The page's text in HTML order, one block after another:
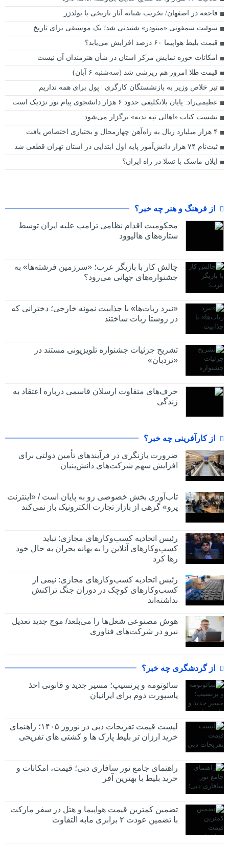
فاجعه در اصفهان/ تخریب شبانه آثار تاریخی با بولدزر
سوئیت سمفونی «مینودر» شنیدنی شد؛ یک موسیقی برای تاریخ
قیمت بلیط هواپیما ۶۰ درصد افزایش می‌یابد؟
امکانات حوزه نمایش مرکز استان در شأن هنرمندان آن نیست
قیمت طلا امروز هم ریزشی شد (سه‌شنبه ۶ آبان)
تیر خلاص وزیر به بازنشستگان کارگری | پول برای همه نداریم
عظیمی‌راد: پایان بلاتکلیفی حدود ۶ هزار دانشجوی پیام نور نزدیک است
نشست کتاب «اهالی تپه ندبه» برگزار می‌شود
۴ هزار میلیارد ریال به راه‌آهن چهارمحال و بختیاری اختصاص یافت
ثبت‌نام ۷۴ هزار دانش‌آموز پایه اول ابتدایی در استان تهران قطعی شد
ایلان ماسک با تسلا در راه ایران؟
از فرهنگ و هنر چه خبر؟
محکومیت اقدام نظامی ترامپ علیه ایران توسط
ستاره‌های هالیوود
چالش کار با بازیگر عرب؛ «سرزمین فرشته‌ها» به
جشنواره‌های جهانی می‌رود؟
«نبرد ربات‌ها» با جذابیت نمونه خارجی؛ دخترانی که
در روستا ربات ساختند
تشریح جزئیات جشنواره‌ تلویزیونی مستند در
«نردبان»
حرف‌های متفاوت ارسلان قاسمی درباره اعتقاد به
زندگی
از کارآفرینی چه خبر؟
ضرورت بازنگری در فرآیندهای تأمین دولتی برای
افزایش سهم شرکت‌های دانش‌بنیان
تاب‌آوری بخش خصوصی رو به پایان است / «اینترنت
پرو» گرهی از بازار تجارت الکترونیک باز نمی‌کند
رئیس اتحادیه کسب‌وکارهای مجازی: نباید
کسب‌وکارهای آنلاین را به بهانه بحران به حال خود
رها کرد
رئیس اتحادیه کسب‌وکارهای مجازی: نیمی از
کسب‌وکارهای کوچک در دوران جنگ‌ تراکنش
نداشته‌اند
هوش مصنوعی شغل‌ها را می‌بلعد/ موج جدید تعدیل
نیرو در شرکت‌های فناوری
از گردشگری چه خبر؟
سائوتومه و پرنسیپ؛ مسیر جدید و قانونی اخذ
پاسپورت دوم برای ایرانیان
لیست قیمت تفریحات دبی در نوروز ۱۴۰۵؛ راهنمای
خرید ارزان تر بلیط پارک ها و کشتی های تفریحی
راهنمای جامع تور سافاری دبی؛ قیمت، امکانات و
خرید بلیط با بهترین آفر
تضمین کمترین قیمت هواپیما و هتل در سفر مارکت
با تضمین عودت ۲ برابری مابه التفاوت